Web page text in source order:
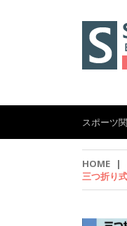
スポーツ
HOME |
三つ折り